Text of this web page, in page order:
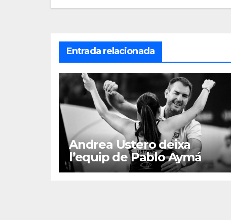
entradas
Entrada relacionada
Andrea Ustero deixa
l’equip de Pablo Aymá